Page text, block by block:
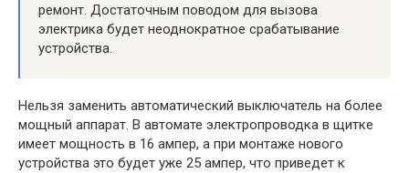
ремонт. Достаточным поводом для вызова
электрика будет неоднократное срабатывание
устройства.
Нельзя заменить автоматический выключатель на более
мощный аппарат. В автомате электропроводка в щитке
имеет мощность в 16 ампер, а при монтаже нового
устройства это будет уже 25 ампер, что приведет к